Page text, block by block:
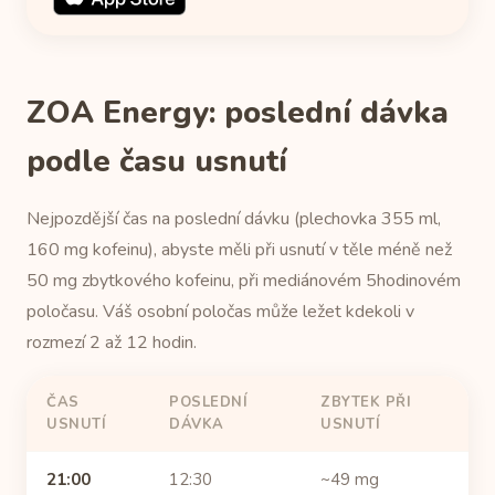
ZOA Energy: poslední dávka
podle času usnutí
Nejpozdější čas na poslední dávku (plechovka 355 ml,
160 mg kofeinu), abyste měli při usnutí v těle méně než
50 mg zbytkového kofeinu, při mediánovém 5hodinovém
poločasu. Váš osobní poločas může ležet kdekoli v
rozmezí 2 až 12 hodin.
ČAS
USNUTÍ
POSLEDNÍ
DÁVKA
ZBYTEK PŘI
USNUTÍ
21:00 12:30 ~49 mg